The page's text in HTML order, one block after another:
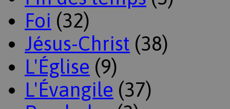
Foi (32)
Jésus-Christ (38)
L'Église (9)
L'Évangile (37)